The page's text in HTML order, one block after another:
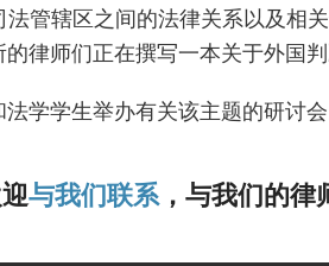
管辖区之间的法律关系以及相
律师们正在撰写一本关于外国判
学学生举办有关该主题的研讨会
与我们联系，与我们的律